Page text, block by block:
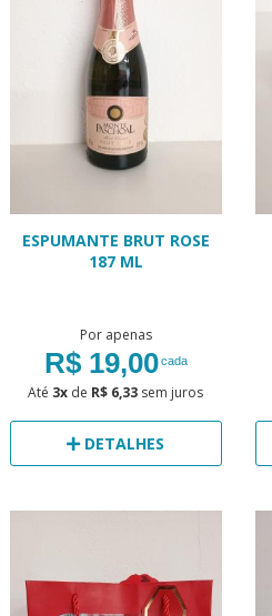
ESPUMANTE BRUT ROSE
187 ML
Por apenas
R$ 19,00cada
Até 3x de R$ 6,33 sem juros
DETALHES